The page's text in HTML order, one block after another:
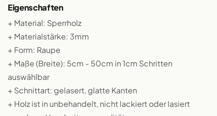
Eigenschaften
+ Material: Sperrholz
+ Materialstärke: 3mm
+ Form: Raupe
+ Maße (Breite): 5cm - 50cm in 1cm Schritten
auswählbar
+ Schnittart: gelasert, glatte Kanten
+ Holz ist in unbehandelt, nicht lackiert oder lasiert